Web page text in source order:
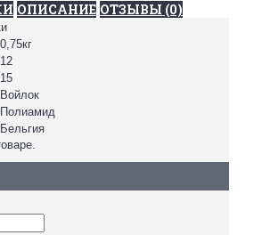
ОПИСАНИЕ ОТЗЫВЫ (0)
0,75кг
12
15
Войлок
Полиамид
Бельгия